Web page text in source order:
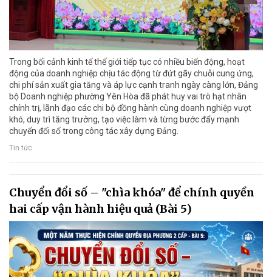
Trong bối cảnh kinh tế thế giới tiếp tục có nhiều biến động, hoạt
động của doanh nghiệp chịu tác động từ đứt gãy chuỗi cung ứng,
chi phí sản xuất gia tăng và áp lực cạnh tranh ngày càng lớn, Đảng
bộ Doanh nghiệp phường Yên Hòa đã phát huy vai trò hạt nhân
chính trị, lãnh đạo các chi bộ đồng hành cùng doanh nghiệp vượt
khó, duy trì tăng trưởng, tạo việc làm và từng bước đẩy mạnh
chuyển đổi số trong công tác xây dựng Đảng.
Tin tức
Chuyển đổi số – "chìa khóa" để chính quyền
hai cấp vận hành hiệu quả (Bài 5)